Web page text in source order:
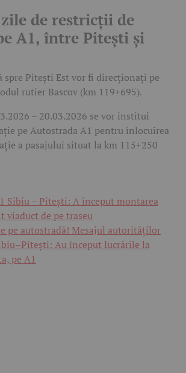
de restricții de
A1, între Pitești și
spre Pitești Est vor fi direcționați pe
rutier Bascov (km 119+695).
– 20.03.2026 se vor institui
pe Autostrada A1 pentru înlocuirea
a pasajului situat la km 115+250
Sibiu – Pitești: A început montarea
viaduct de pe traseu
pe autostradă! Mesajul autorităților
Au început lucrările la
pe A1